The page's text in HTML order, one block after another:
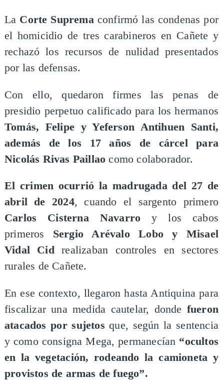
La Corte Supremaconfirmó las condenas por
el homicidio de tres carabineros en Cañete y
rechazó los recursos de nulidad presentados
por las defensas.
Con ello, quedaron firmes las penas de
presidio perpetuo calificado para los hermanos
Tomás, Felipe y Yeferson Antihuen Santi,
además de los 17 años de cárcel para
Nicolás Rivas Paillao como colaborador.
El crimen ocurrió la madrugada del 27 de
abril de 2024, cuando el sargento primero
Carlos Cisterna Navarro y los cabos
primeros Sergio Arévalo Lobo y Misael
Vidal Cidrealizaban controles en sectores
rurales de Cañete.
En ese contexto, llegaron hasta Antiquina para
fiscalizar una medida cautelar, donde fueron
atacados por sujetos que, según la sentencia
y como consigna Mega, permanecían “ocultos
en la vegetación, rodeando la camioneta y
provistos de armas de fuego”.